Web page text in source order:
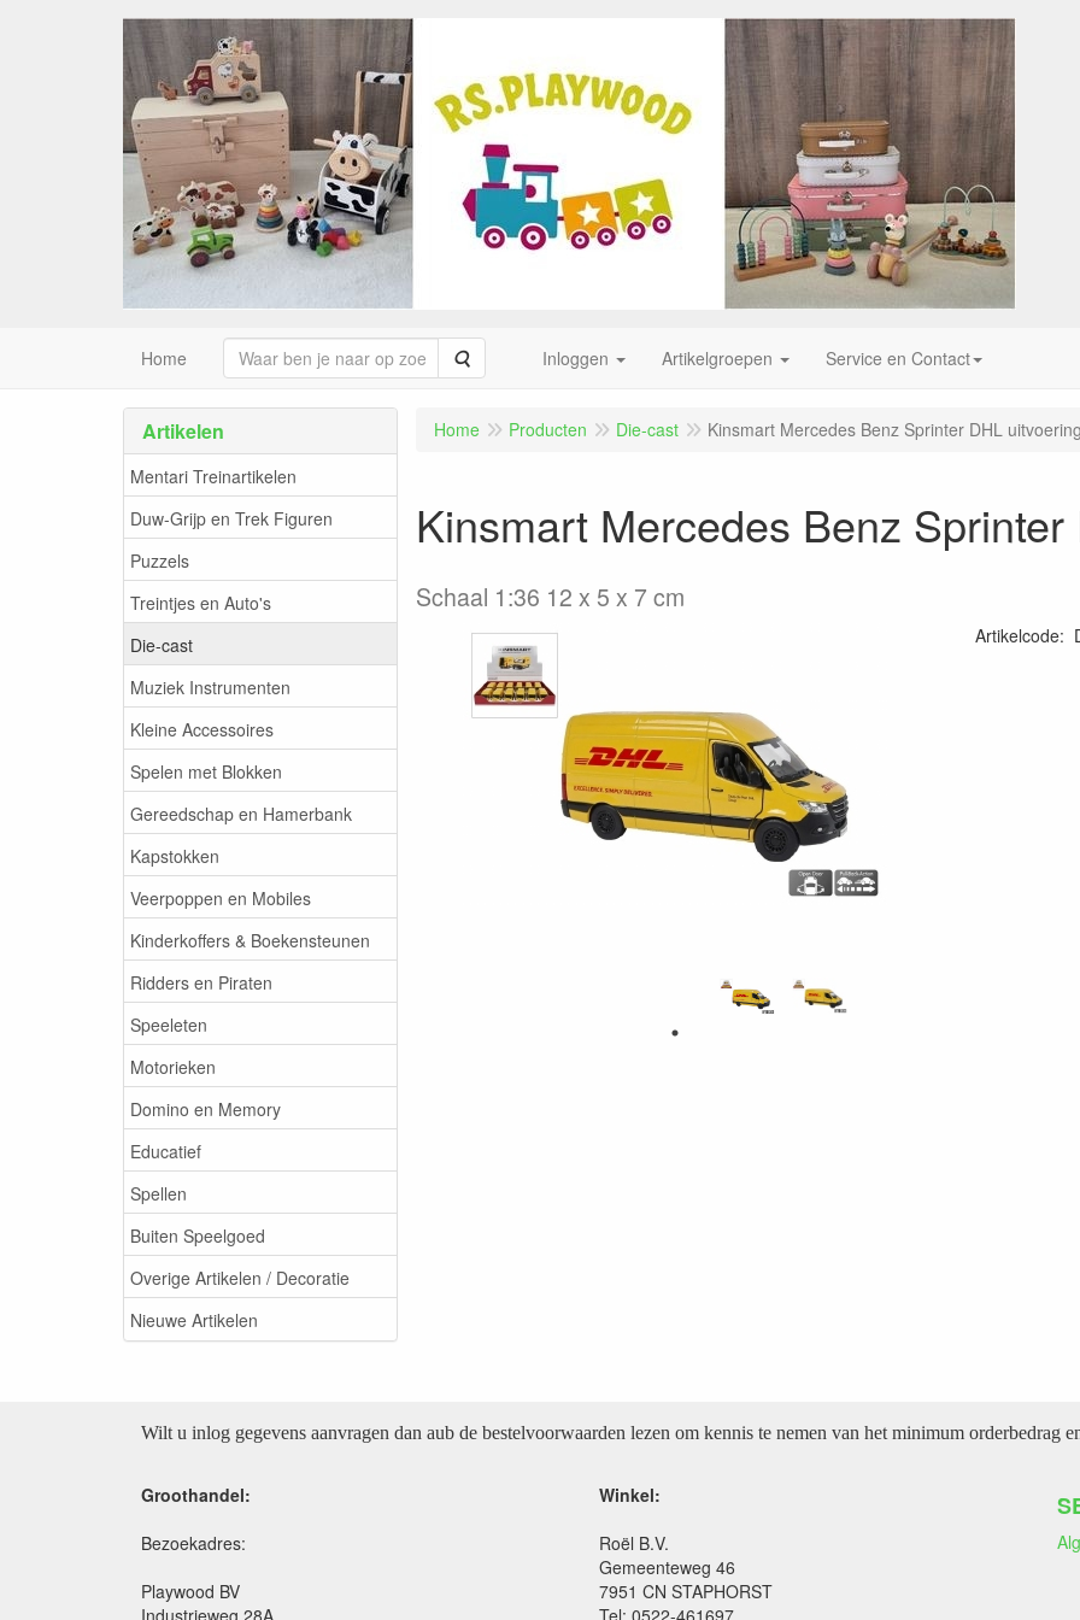
Home Zoeken Inloggen Artikelgroepen Service en Contact
Artikelen
Mentari Treinartikelen
Duw-Grijp en Trek Figuren
Puzzels
Treintjes en Auto's
Die-cast
Muziek Instrumenten
Kleine Accessoires
Spelen met Blokken
Gereedschap en Hamerbank
Kapstokken
Veerpoppen en Mobiles
Kinderkoffers & Boekensteunen
Ridders en Piraten
Speeleten
Motorieken
Domino en Memory
Educatief
Spellen
Buiten Speelgoed
Overige Artikelen / Decoratie
Nieuwe Artikelen
Home Producten Die-cast Kinsmart Mercedes Benz Sprinter DHL uitvoering
Kinsmart Mercedes Benz
Schaal 1:36 12 x 5 x 7 cm
Artikelcode:
Wilt u inlog gegevens aanvragen dan aub de bestelvoorwaarden lezen om kennis te nemen van het minimum orderbedrag
Groothandel:
Bezoekadres:
Playwood BV
Industrieweg 28A
Winkel:
Roël B.V.
Gemeenteweg 46
7951 CN STAPHORST
Tel: 0522-461697